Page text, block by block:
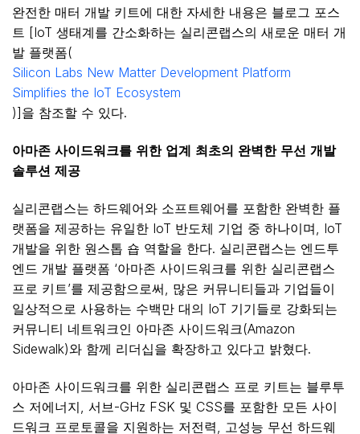
완전한 매터 개발 키트에 대한 자세한 내용은 블로그 포스
트 [IoT 생태계를 간소화하는 실리콘랩스의 새로운 매터 개
발 플랫폼(
Silicon Labs New Matter Development Platform
Simplifies the IoT Ecosystem
)]을 참조할 수 있다.
아마존 사이드워크를 위한 업계 최초의 완벽한 무선 개발
솔루션 제공
실리콘랩스는 하드웨어와 소프트웨어를 포함한 완벽한 플
랫폼을 제공하는 유일한 IoT 반도체 기업 중 하나이며, IoT
개발을 위한 원스톱 숍 역할을 한다. 실리콘랩스는 엔드투
엔드 개발 플랫폼 ‘아마존 사이드워크를 위한 실리콘랩스
프로 키트’를 제공함으로써, 많은 커뮤니티들과 기업들이
일상적으로 사용하는 수백만 대의 IoT 기기들로 강화되는
커뮤니티 네트워크인 아마존 사이드워크(Amazon
Sidewalk)와 함께 리더십을 확장하고 있다고 밝혔다.
아마존 사이드워크를 위한 실리콘랩스 프로 키트는 블루투
스 저에너지, 서브-GHz FSK 및 CSS를 포함한 모든 사이
드워크 프로토콜을 지원하는 저전력, 고성능 무선 하드웨